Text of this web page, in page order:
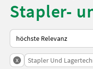
Stapler-
So wird auf
x Stapler Und